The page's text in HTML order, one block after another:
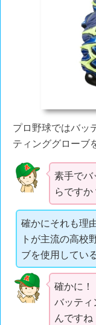
プロ野球ではバッ
ティンググローブ
素手でバ
らですか
確かにそれも理
トが主流の高校
ブを使用してい
確かに！
バッティ
んですね